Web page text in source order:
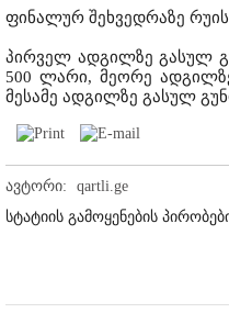
ფინალურ შეხვედრაზე
პირველ ადგილზე გასულ
500 ლარი, მეორე
მესამე ადგილზე გასულ
ავტორი:
qartli.ge
სტატიის გამოყენების